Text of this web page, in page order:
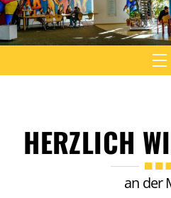
HERZLICH
an der